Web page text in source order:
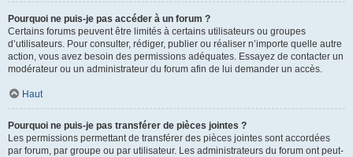
Pourquoi ne puis-je pas accéder à un forum ?
Certains forums peuvent être limités à certains utilisateurs ou groupes
d’utilisateurs. Pour consulter, rédiger, publier ou réaliser n’importe quelle autre
action, vous avez besoin des permissions adéquates. Essayez de contacter un
modérateur ou un administrateur du forum afin de lui demander un accès.
Haut
Pourquoi ne puis-je pas transférer de pièces jointes ?
Les permissions permettant de transférer des pièces jointes sont accordées
par forum, par groupe ou par utilisateur. Les administrateurs du forum ont peut-